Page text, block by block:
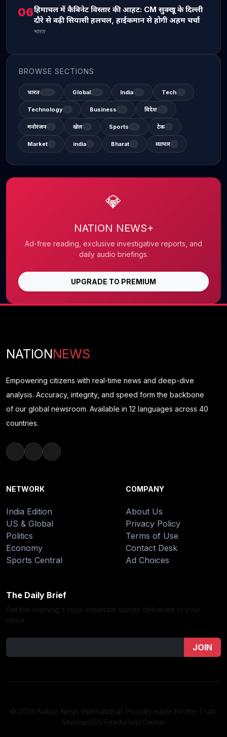
06हिमाचल में कैबिनेट विस्तार की आहट: CM सुक्खू के दिल्ली
दौरे से बढ़ी सियासी हलचल, हाईकमान से होगी अहम चर्चा
भारत
BROWSE SECTIONS
भारत Global India Tech
Technology Business विदेश
मनोरंजन खेल Sports टेक
Market india Bharat व्यापार
💎
NATION NEWS+
Ad-free reading, exclusive investigative reports, and
daily audio briefings.
UPGRADE TO PREMIUM
NATIONNEWS
Empowering citizens with real-time news and deep-dive
analysis. Accuracy, integrity, and speed form the backbone
of our global newsroom. Available in 12 languages across 40
countries.
NETWORK
India Edition
US & Global
Politics
Economy
Sports Central
COMPANY
About Us
Privacy Policy
Terms of Use
Contact Desk
Ad Choices
The Daily Brief
Get the morning's most important stories delivered to your
inbox.
JOIN
© 2026 Nation News International. Proudly made for the Truth.
SitemapRSS FeedsHelp Center